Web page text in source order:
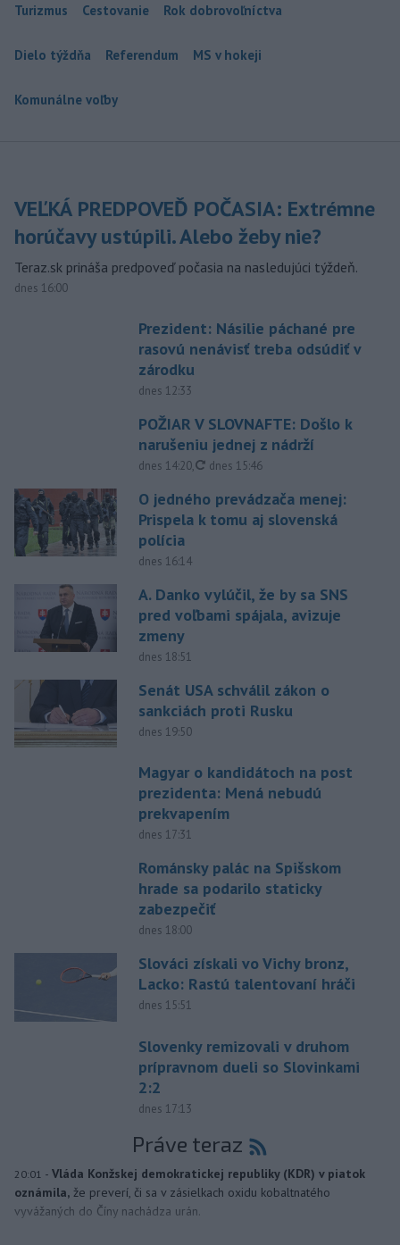
Turizmus Cestovanie Rok dobrovoľníctva
Dielo týždňa Referendum MS v hokeji
Komunálne voľby
VEĽKÁ PREDPOVEĎ POČASIA: Extrémne
horúčavy ustúpili. Alebo žeby nie?
Teraz.sk prináša predpoveď počasia na nasledujúci týždeň.
dnes 16:00
Prezident: Násilie páchané pre
rasovú nenávisť treba odsúdiť v
zárodku
dnes 12:33
POŽIAR V SLOVNAFTE: Došlo k
narušeniu jednej z nádrží
dnes 14:20, aktualizované
dnes 15:46
O jedného prevádzača menej:
Prispela k tomu aj slovenská
polícia
dnes 16:14
A. Danko vylúčil, že by sa SNS
pred voľbami spájala, avizuje
zmeny
dnes 18:51
Senát USA schválil zákon o
sankciách proti Rusku
dnes 19:50
Magyar o kandidátoch na post
prezidenta: Mená nebudú
prekvapením
dnes 17:31
Románsky palác na Spišskom
hrade sa podarilo staticky
zabezpečiť
dnes 18:00
Slováci získali vo Vichy bronz,
Lacko: Rastú talentovaní hráči
dnes 15:51
Slovenky remizovali v druhom
prípravnom dueli so Slovinkami
2:2
dnes 17:13
Práve teraz
20:01 - Vláda Konžskej demokratickej republiky (KDR) v piatok
oznámila, že preverí, či sa v zásielkach oxidu kobaltnatého
vyvážaných do Číny nachádza urán.